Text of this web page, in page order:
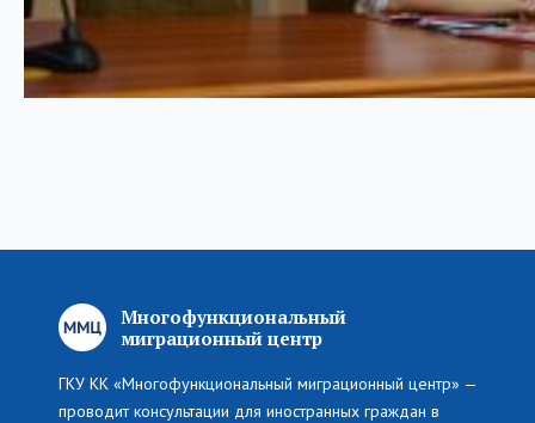
Многофункциональный
миграционный центр
ГКУ КК «Многофункциональный миграционный центр» —
проводит консультации для иностранных граждан в